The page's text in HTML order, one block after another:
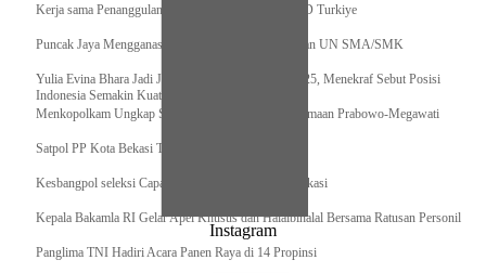
Kerja sama Penanggulangan Bencana BNPB – AFAD Turkiye
Puncak Jaya Mengganas, TNI-POLRI Solid Amankan UN SMA/SMK
Yulia Evina Bhara Jadi Juri Festival Film Cannes 2025, Menekraf Sebut Posisi
Indonesia Semakin Kuat
Menkopolkam Ungkap Spirit Persatuan dan Kebersamaan Prabowo-Megawati
Satpol PP Kota Bekasi Tertibkan PPKS
Kesbangpol seleksi Capaska 736 Siswa/i se-Kota Bekasi
Kepala Bakamla RI Gelar Apel Khusus dan Halalbihalal Bersama Ratusan Personil
Panglima TNI Hadiri Acara Panen Raya di 14 Propinsi
Instagram